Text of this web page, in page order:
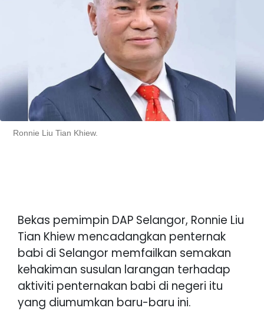
Ronnie Liu Tian Khiew.
Bekas pemimpin DAP Selangor, Ronnie Liu
Tian Khiew mencadangkan penternak
babi di Selangor memfailkan semakan
kehakiman susulan larangan terhadap
aktiviti penternakan babi di negeri itu
yang diumumkan baru-baru ini.